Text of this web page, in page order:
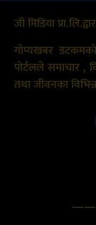
जी मिडिया
गोप्यखबर
पोर्टलले समाचार ,
तथा जीवनका